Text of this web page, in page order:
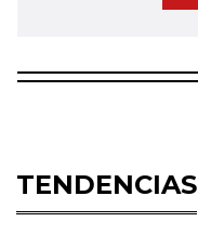
TENDENCIAS